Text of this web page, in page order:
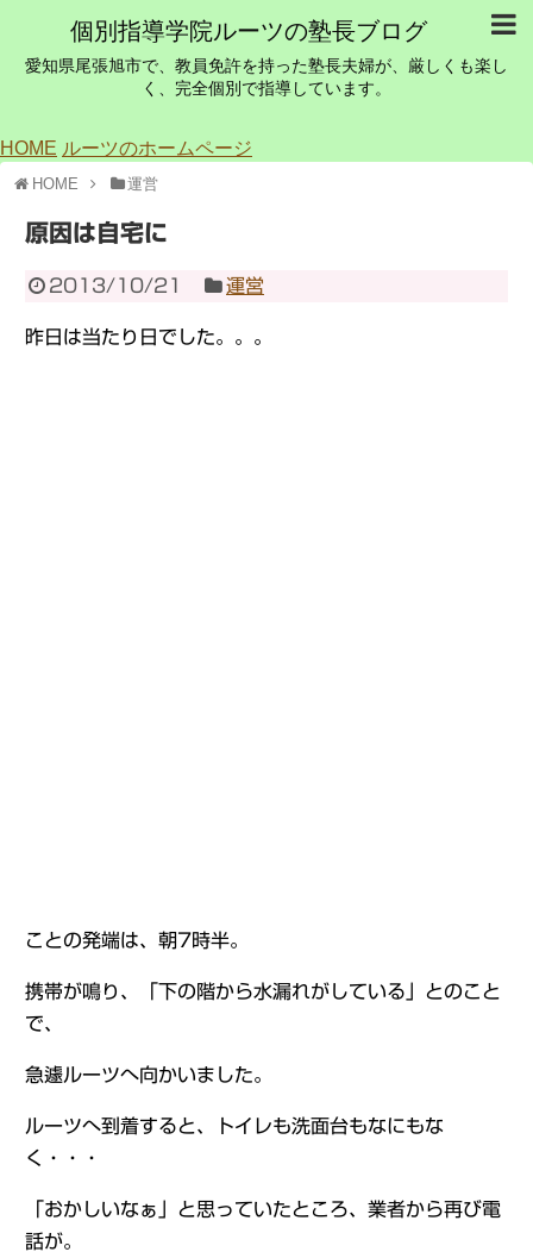
個別指導学院ルーツの塾長ブログ
愛知県尾張旭市で、教員免許を持った塾長夫婦が、厳しくも楽し
く、完全個別で指導しています。
HOME ルーツのホームページ
HOME 運営
原因は自宅に
2013/10/21 運営
昨日は当たり日でした。。。
ことの発端は、朝7時半。
携帯が鳴り、「下の階から水漏れがしている」とのこと
で、
急遽ルーツへ向かいました。
ルーツへ到着すると、トイレも洗面台もなにもな
く・・・
「おかしいなぁ」と思っていたところ、業者から再び電
話が。